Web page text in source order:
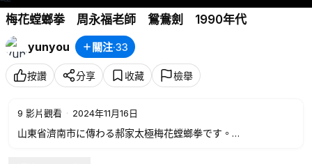
梅花螳螂拳 周永福老師 鴛鴦劍 1990年代
yunyou
關注·33
按讚 分享 收藏 檢舉
9 影片觀看 · 2024年11月16日
山東省濟南市に傳わる郝家太極梅花螳螂拳です。